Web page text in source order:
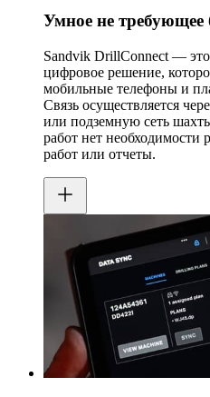
Умное не требующее
Sandvik DrillConnect — это
цифровое решение,
мобильные телефоны и
Связь осуществляется
или подземную сеть
работ нет необходимости
работ или отчеты.